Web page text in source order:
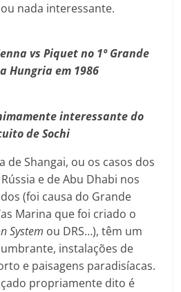
nada interessante.
vs Piquet no 1º Grande
Hungria em 1986
interessante do
de Sochi
de Shangai, ou os casos dos
e de Abu Dhabi nos
(foi causa do Grande
Marina que foi criado o
System ou DRS…), têm um
instalações de
e paisagens paradisíacas.
propriamente dito é